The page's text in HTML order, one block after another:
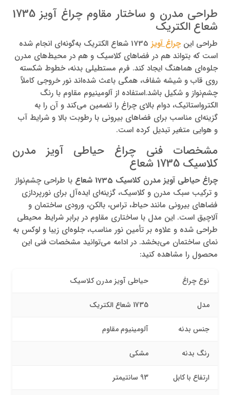
طراحی مدرن و ساختار مقاوم چراغ آویز 1735
شعاع الکتریک
طراحی اینچراغ آویز
1735 شعاع الکتریک به‌گونه‌ای انجام شده
است که بتواند هم در فضاهای کلاسیک و هم در محیط‌های مدرن
جلوه‌ای هماهنگ ایجاد کند. فرم مستطیلی بدنه، خطوط شکسته
روی قاب و شیشه شفاف، همگی باعث شده‌اند نور خروجی کاملاً
چشم‌نواز و شکیل باشد.استفاده از آلومینیوم مقاوم با رنگ
الکترواستاتیک، دوام بالای چراغ را تضمین می‌کند و آن را به
گزینه‌ای مناسب برای فضاهای بیرونی با رطوبت بالا و شرایط آب‌
و هوایی متغیر تبدیل کرده است.
مشخصات فنی چراغ حیاطی آویز مدرن
کلاسیک 1735 شعاع
چراغ حیاطی آویز مدرن کلاسیک 1735 شعاع
با طراحی چشم‌نواز
و ترکیب سبک مدرن و کلاسیک، گزینه‌ای ایده‌آل برای نورپردازی
فضاهای بیرونی مانند حیاط، تراس، بالکن، ورودی ساختمان و
آلاچیق است. این مدل با ساختاری مقاوم در برابر شرایط محیطی
طراحی شده و علاوه بر تأمین نور مناسب، جلوه‌ای زیبا و لوکس به
نمای ساختمان می‌بخشد. در ادامه می‌توانید مشخصات فنی این
محصول را مشاهده کنید:
نوع چراغ حیاطی آویز مدرن کلاسیک
مدل 1735 شعاع الکتریک
جنس بدنه آلومینیوم مقاوم
رنگ بدنه مشکی
ارتفاع با کابل 93 سانتیمتر